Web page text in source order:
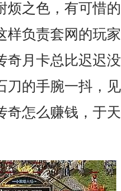
烦之色，有可惜
样负责套网的玩
奇月卡总比迟迟
刀的手腕一抖，
奇怎么赚钱，于